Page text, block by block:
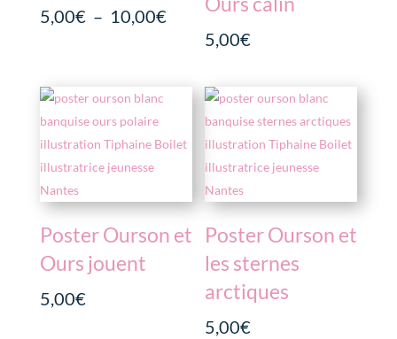
5,00€ – 10,00€Plage
5,00€
10,00€
5,00€
Poster Ourson et
Ours jouent
5,00€
Poster Ourson et
les sternes
arctiques
5,00€